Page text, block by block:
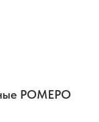
РОМЕРО